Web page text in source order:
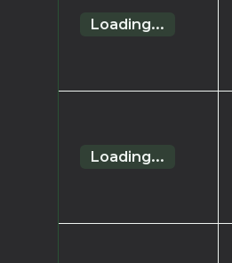
Loading...
Loading...